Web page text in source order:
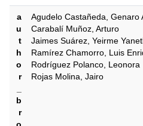
a
u
t
h
o
r
b
r
Agudelo Castañeda, Genaro
Carabalí Muñoz, Arturo
Jaimes Suárez, Yeirme
Ramírez Chamorro, Luis
Rodríguez Polanco, Leonora
Rojas Molina, Jairo